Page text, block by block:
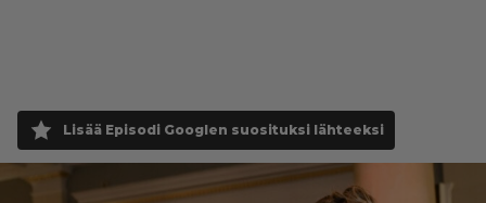
Lisää Episodi Googlen suosituksi lähteeksi